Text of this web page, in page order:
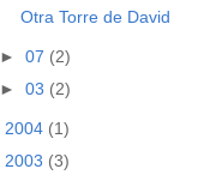
Otra Torre de David
► 07 (2)
► 03 (2)
2004 (1)
2003 (3)